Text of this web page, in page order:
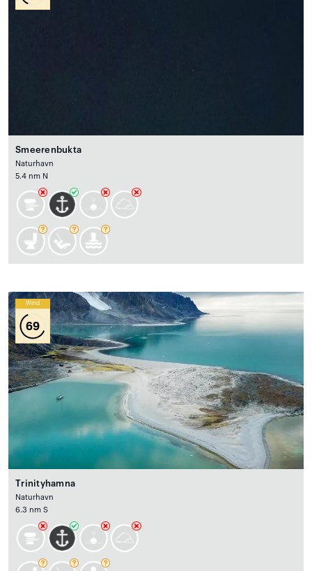
Smeerenbukta
Naturhavn
5.4 nm N
Wind
69
Trinityhamna
Naturhavn
6.3 nm S